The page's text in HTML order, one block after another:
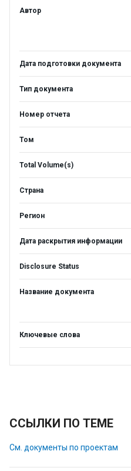
Автор
Дата подготовки документа
Тип документа
Номер отчета
Том
Total Volume(s)
Страна
Регион
Дата раскрытия информации
Disclosure Status
Название документа
Ключевые слова
ССЫЛКИ ПО ТЕМЕ
См. документы по проектам